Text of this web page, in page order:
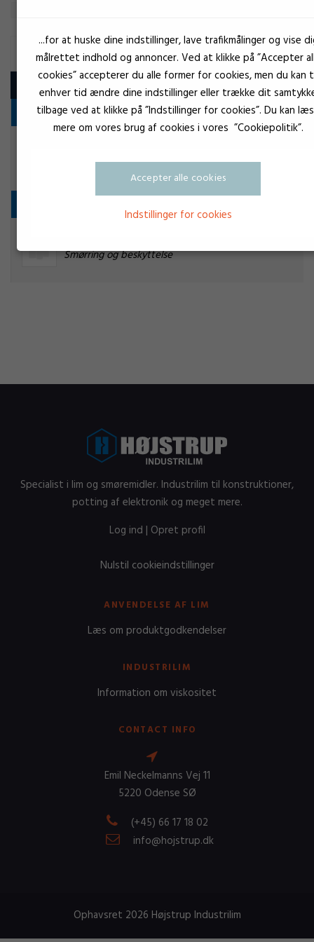
SLIPMIDDEL
Produkt
Slipmiddel
Slipmiddel
Smørring og beskyttelse
Specialist i lim og smøremidler. Industrilim til konstruktioner,
potting af elektronik og meget mere.
Log ind | Opret profil
Nulstil cookieindstillinger
ANVENDELSE AF LIM
Læs om produktgodkendelser
INDUSTRILIM
Information om viskositet
CONTACT INFO
Emil Neckelmanns Vej 11
5220 Odense SØ
(+45) 66 17 18 02
info@hojstrup.dk
Ophavsret 2026 Højstrup Industrilim
...for at huske dine indstillinger, lave trafikmålinger og vise
målrettet indhold og annoncer. Ved at klikke på ”Accepter
cookies” accepterer du alle former for cookies, men du kan
enhver tid ændre dine indstillinger eller trække dit
tilbage ved at klikke på ”Indstillinger for cookies”. Du kan
mere om vores brug af cookies i vores ”Cookiepolitik”.
Accepter alle cookies
Indstillinger for cookies